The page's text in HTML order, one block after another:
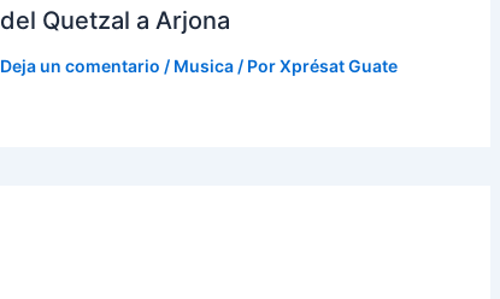
del Quetzal a Arjona
Deja un comentario / Musica/ PorXprésat Guate